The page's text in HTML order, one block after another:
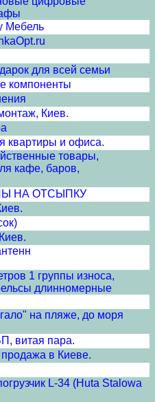
Мебель
для всей семьи
компоненты
Киев.
квартиры и офиса.
товары,
кафе, баров,
НА ОТСЫПКУ
1 группы износа,
длинномерные
на пляже, до моря
витая пара.
в Киеве.
L-34 (Huta Stalowa